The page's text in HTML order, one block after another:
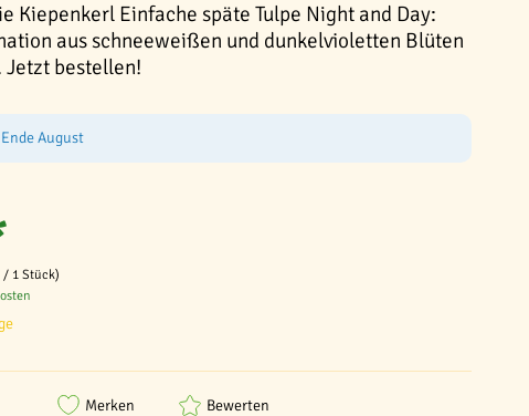
Kiepenkerl Einfache späte Tulpe Night and Day:
aus schneeweißen und dunkelvioletten Blüten
bestellen!
August
/ 1 Stück)
Merken Bewerten